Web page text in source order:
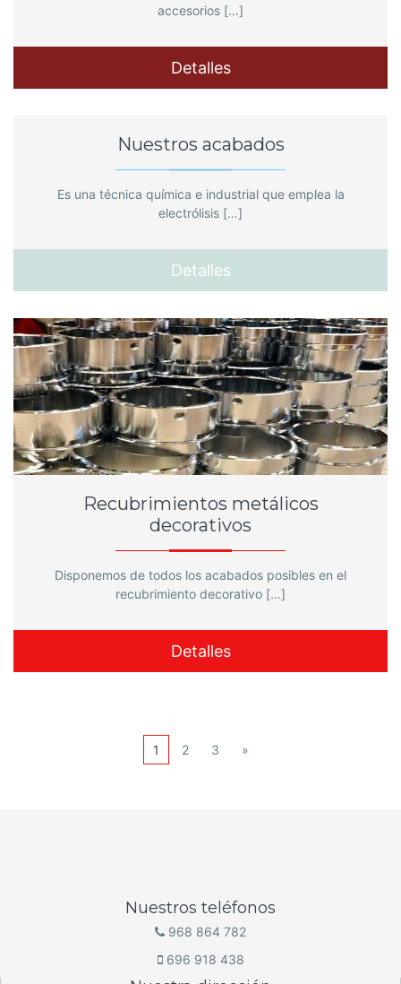
accesorios […]
Detalles
Nuestros acabados
Es una técnica química e industrial que emplea la
electrólisis […]
Detalles
Recubrimientos metálicos
decorativos
Disponemos de todos los acabados posibles en el
recubrimiento decorativo […]
Detalles
1 2 3 »
Nuestros teléfonos
968 864 782
696 918 438